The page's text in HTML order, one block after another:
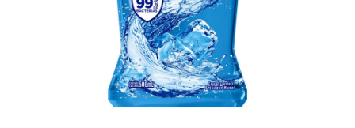
CHEQUEO DE SALUD BUCAL
CORRESPONDENCIA DE PRODUCTOS